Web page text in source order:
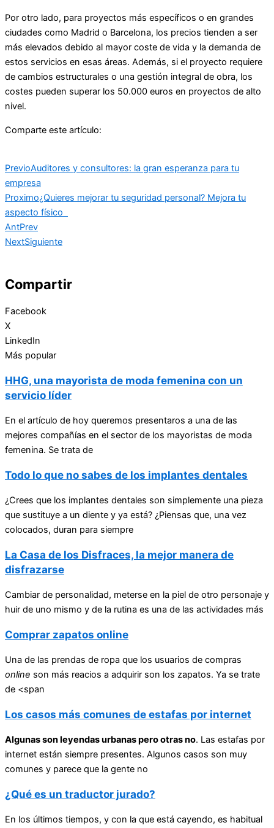
Por otro lado, para proyectos más específicos o en grandes
ciudades como Madrid o Barcelona, los precios tienden a ser
más elevados debido al mayor coste de vida y la demanda de
estos servicios en esas áreas. Además, si el proyecto requiere
de cambios estructurales o una gestión integral de obra, los
costes pueden superar los 50.000 euros en proyectos de alto
nivel​.
Comparte este artículo:
PrevioAuditores y consultores: la gran esperanza para tu
empresa
Proximo¿Quieres mejorar tu seguridad personal? Mejora tu
aspecto físico
AntPrev
NextSiguiente
Compartir
Facebook
X
LinkedIn
Más popular
HHG, una mayorista de moda femenina con un
servicio líder
En el artículo de hoy queremos presentaros a una de las
mejores compañías en el sector de los mayoristas de moda
femenina. Se trata de
Todo lo que no sabes de los implantes dentales
¿Crees que los implantes dentales son simplemente una pieza
que sustituye a un diente y ya está? ¿Piensas que, una vez
colocados, duran para siempre
La Casa de los Disfraces, la mejor manera de
disfrazarse
Cambiar de personalidad, meterse en la piel de otro personaje y
huir de uno mismo y de la rutina es una de las actividades más
Comprar zapatos online
Una de las prendas de ropa que los usuarios de compras
online son más reacios a adquirir son los zapatos. Ya se trate
de <span
Los casos más comunes de estafas por internet
Algunas son leyendas urbanas pero otras no. Las estafas por
internet están siempre presentes. Algunos casos son muy
comunes y parece que la gente no
¿Qué es un traductor jurado?
En los últimos tiempos, y con la que está cayendo, es habitual